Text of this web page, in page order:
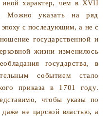
иной характер, чем в XVII
Можно указать на ряд
эпоху с последующим, а не с
шение государственной и
ной жизни изменилось
государства, в
событием стало
приказа в 1701 году.
чтобы указы по
даже не царской властью, а